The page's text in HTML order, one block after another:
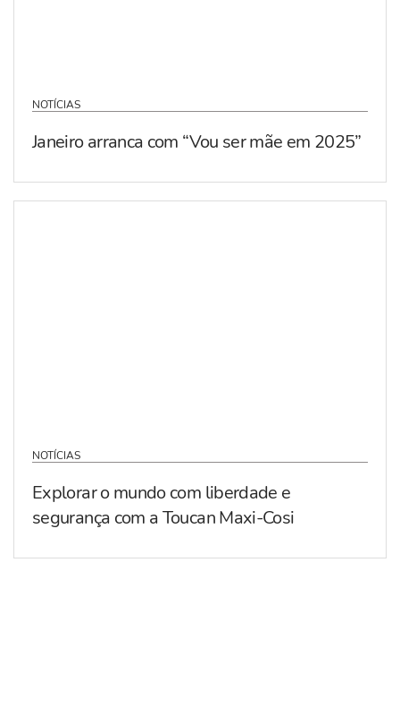
NOTÍCIAS
Janeiro arranca com “Vou ser mãe em 2025”
NOTÍCIAS
Explorar o mundo com liberdade e
segurança com a Toucan Maxi-Cosi